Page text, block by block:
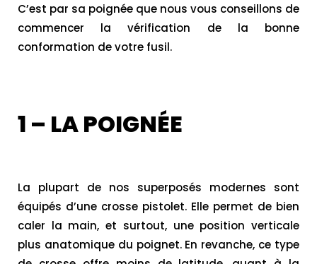
C’est par sa poignée que nous vous conseillons de
commencer la vérification de la bonne
conformation de votre fusil.
1 – LA POIGNÉE
La plupart de nos superposés modernes sont
équipés d’une crosse pistolet. Elle permet de bien
caler la main, et surtout, une position verticale
plus anatomique du poignet. En revanche, ce type